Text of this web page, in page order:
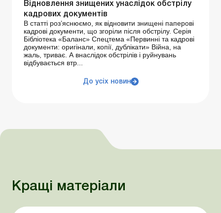
Відновлення знищених унаслідок обстрілу
кадрових документів
В статті роз’яснюємо, як відновити знищені паперові
кадрові документи, що згоріли після обстрілу. Серія
Бібліотека «Баланс» Спецтема «Первинні та кадрові
документи: оригінали, копії, дублікати» Війна, на
жаль, триває. А внаслідок обстрілів і руйнувань
відбувається втр...
До усіх новин
Кращі матеріали